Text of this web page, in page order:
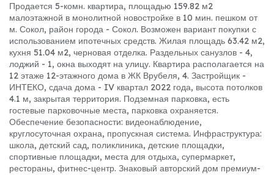
Продается 5-комн. квартира, площадью 159.82 м2
малоэтажной в монолитной новостройке в 10 мин. пешком от
м. Сокол, район города - Сокол. Возможен вариант покупки с
использованием ипотечных средств. Жилая площадь 63.42 м2,
кухня 51.04 м2, черновая отделка. Раздельных санузлов - 4,
лоджий - 1, окна выходят на улицу. Квартира располагается на
12 этаже 12-этажного дома в ЖК Врубеля, 4. Застройщик -
ИНТЕКО, сдача дома - IV квартал 2022 года, высота потолков
4.1 м, закрытая территория. Подземная парковка, есть
гостевые парковочные места, парковка охраняется.
Обеспечение безопасности: видеонаблюдение,
круглосуточная охрана, пропускная система. Инфраструктура:
школа, детский сад, поликлиника, детские площадки,
спортивные площадки, места для отдыха, супермаркет,
рестораны, фитнес-центр. Знаковый авторский дом премиум-